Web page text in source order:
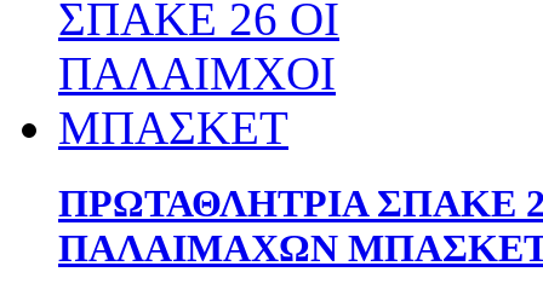
ΠΡΩΤΑΘΛΗΤΡΙΑ ΣΠΑΚΕ
ΠΑΛΑΙΜΑΧΩΝ